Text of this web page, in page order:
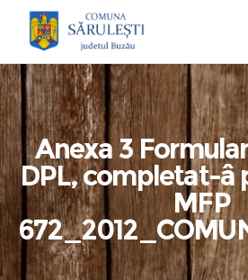
Anexa 3
DPL, completat-â
MFP